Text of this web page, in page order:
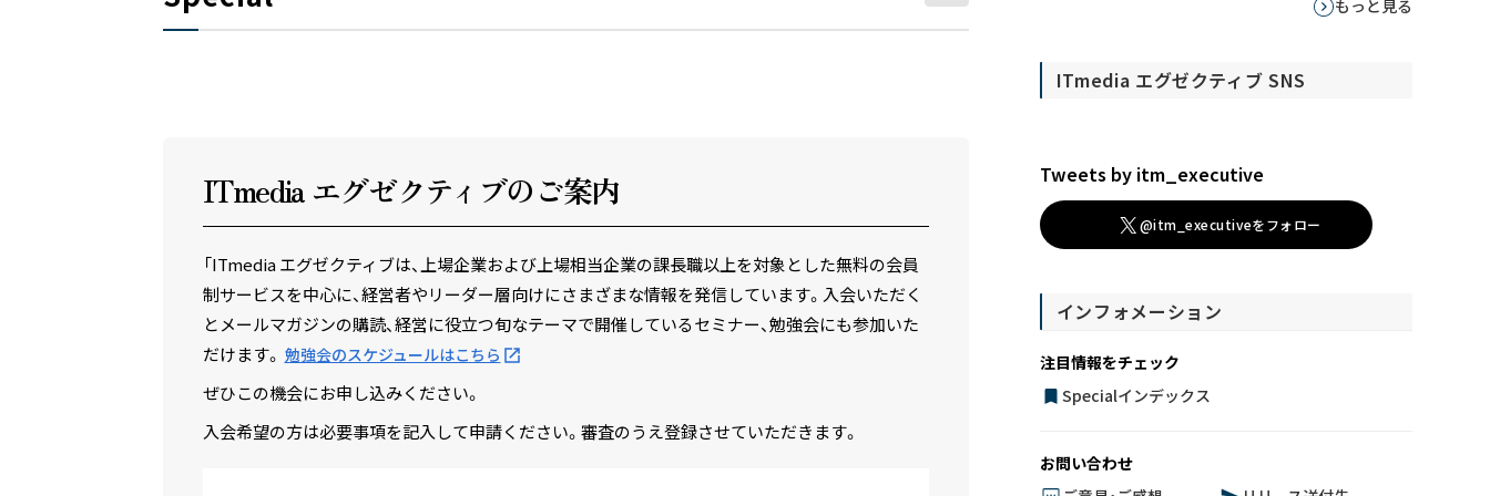
ITmedia エグゼクティ ブのご案内
「ITmedia エグゼクティブは、上場企業および上場相当企業の課長職以上を対象とした無料の会員
制サービスを中心に、経営者やリーダー層向けにさまざまな情報を発信しています。入会いただく
とメールマガジンの購読、経営に役立つ旬なテーマで開催しているセミナー、勉強会にも参加いた
だけます。 勉強会のスケジュールはこちら
ぜひこの機会にお申し込みください。
入会希望の方は必要事項を記入して申請ください。審査のうえ登録させていただきます。
もっと見る
ITmedia エグゼクティブ SNS
Tweets by itm_executive
@itm_executiveをフォロー
インフォメーション
注目情報をチェック
Specialインデックス
お問い合わせ